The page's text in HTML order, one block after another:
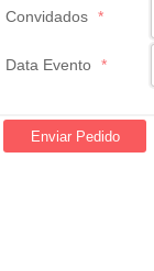
Convidados *
Data Evento *